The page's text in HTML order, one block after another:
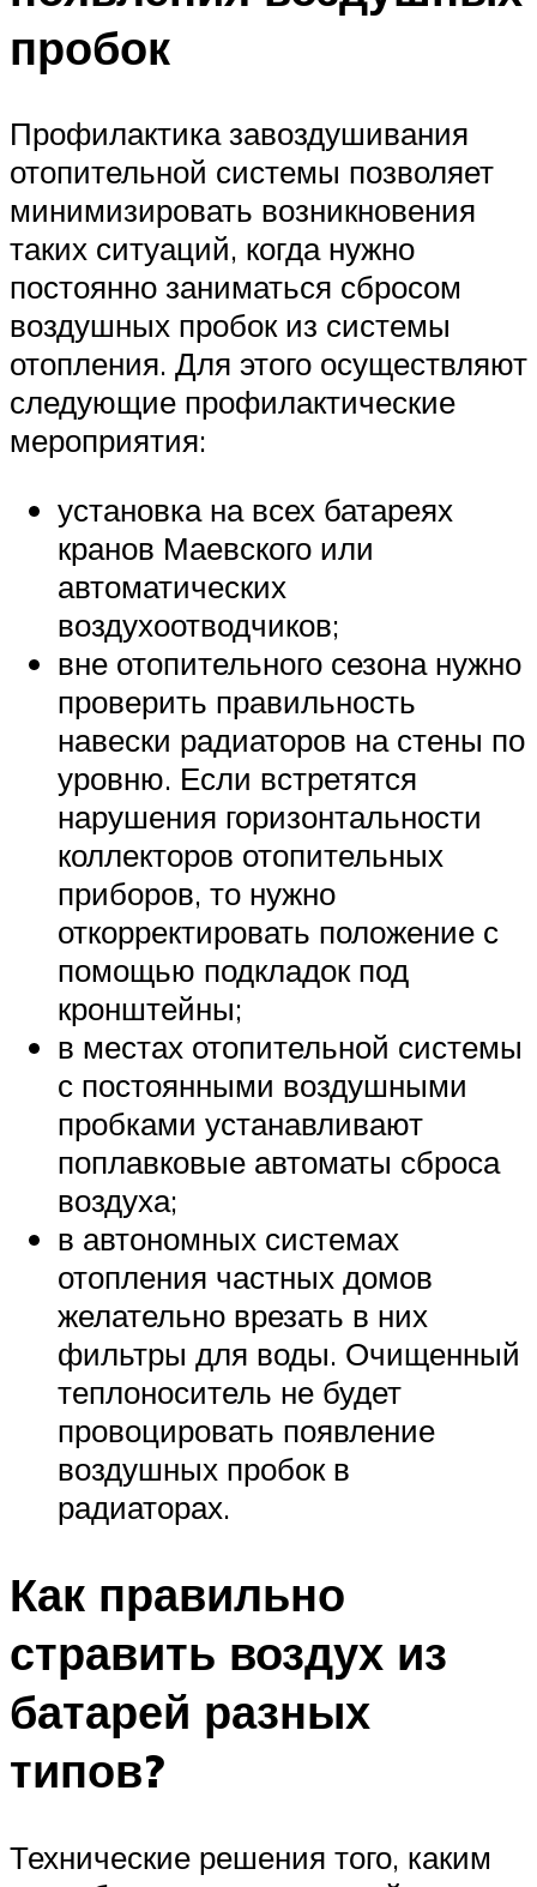
пробок
Профилактика завоздушивания
отопительной системы позволяет
минимизировать возникновения
таких ситуаций, когда нужно
постоянно заниматься сбросом
воздушных пробок из системы
отопления. Для этого осуществляют
следующие профилактические
мероприятия:
установка на всех батареях
кранов Маевского или
автоматических
воздухоотводчиков;
вне отопительного сезона нужно
проверить правильность
навески радиаторов на стены по
уровню. Если встретятся
нарушения горизонтальности
коллекторов отопительных
приборов, то нужно
откорректировать положение с
помощью подкладок под
кронштейны;
в местах отопительной системы
с постоянными воздушными
пробками устанавливают
поплавковые автоматы сброса
воздуха;
в автономных системах
отопления частных домов
желательно врезать в них
фильтры для воды. Очищенный
теплоноситель не будет
провоцировать появление
воздушных пробок в
радиаторах.
Как правильно
стравить воздух из
батарей разных
типов?
Технические решения того, каким